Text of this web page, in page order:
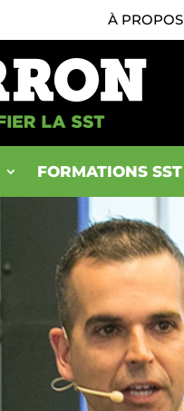
À PROPOS
FORMATIONS SST